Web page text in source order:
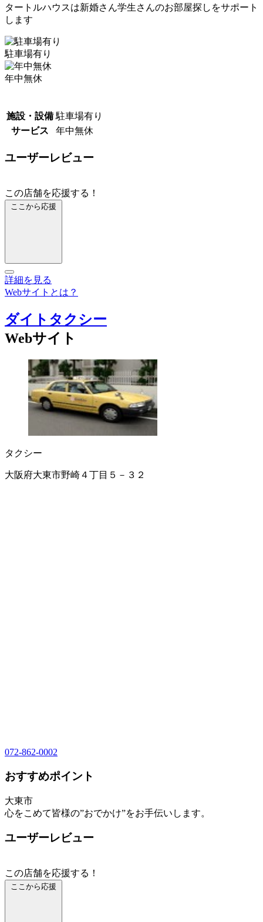
タートルハウスは新婚さん学生さんのお部屋探しをサポート
します
駐車場有り
年中無休
施設・設備 駐車場有り
サービス
年中無休
ユーザーレビュー
この店舗を応援する！
ここから応援
詳細を見る
Webサイトとは？
ダイトタクシー
Webサイト
タクシー
大阪府大東市野崎４丁目５－３２
072-862-0002
おすすめポイント
大東市
心をこめて皆様の”おでかけ”をお手伝いします。
ユーザーレビュー
この店舗を応援する！
ここから応援